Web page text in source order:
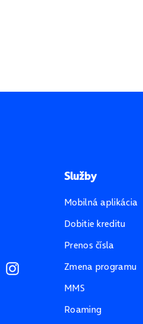
Služby
Mobilná aplikácia
Dobitie kreditu
Prenos čísla
Zmena programu
MMS
Roaming